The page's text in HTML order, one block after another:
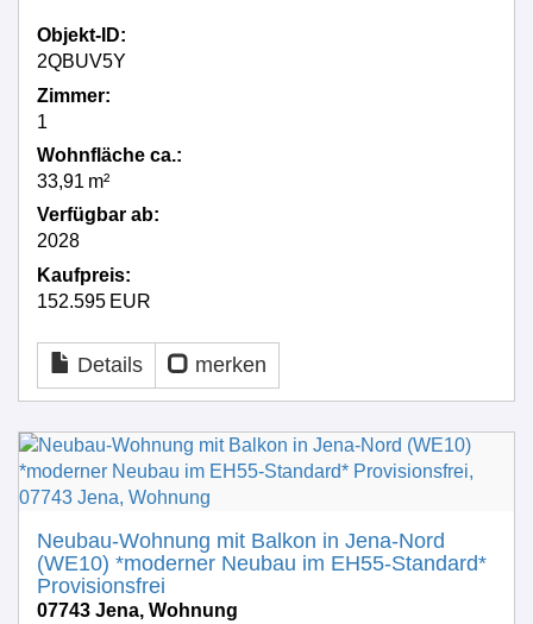
Objekt-ID:
2QBUV5Y
Zimmer:
1
Wohnfläche ca.:
33,91 m²
Verfügbar ab:
2028
Kaufpreis:
152.595 EUR
Details merken
Neubau-Wohnung mit Balkon in Jena-Nord
(WE10) *moderner Neubau im EH55-Standard*
Provisionsfrei
07743 Jena, Wohnung